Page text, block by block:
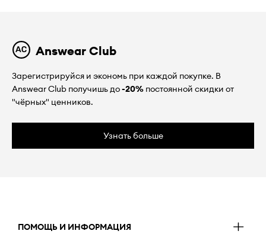
Answear Club
Зарегистрируйся и экономь при каждой покупке. В
Answear Club получишь до-20% постоянной скидки от
"чёрных" ценников.
Узнать больше
ПОМОЩЬ И ИНФОРМАЦИЯ